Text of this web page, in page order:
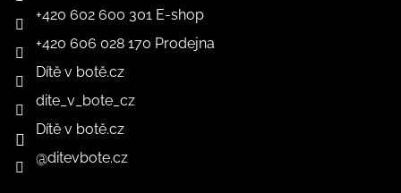
+420 602 600 301 E-shop
+420 606 028 170 Prodejna
Dítě v botě.cz
dite_v_bote_cz
Dítě v botě.cz
@ditevbote.cz